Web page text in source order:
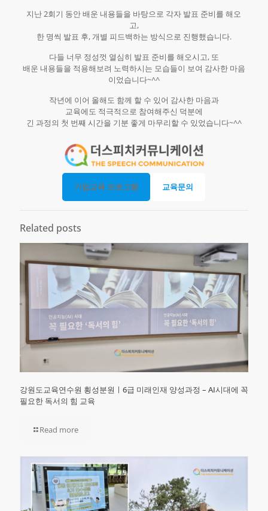
지난 2회기 동안 배운 내용들을 바탕으로 각자 발표 준비를 해오
고,
한 명씩 발표 후, 개별 피드백하는 방식으로 진행했습니다.
다들 너무 정성껏 열심히 발표 준비를 해오시고, 또
배운 내용들을 적용해보려 노력하시는 모습들이 보여 감사한 마음
이었습니다~^^
작년에 이어 올해도 함께 할 수 있어 감사한 마음과
교육에도 적극적으로 참여해주신 덕분에
긴 과정의 첫 번째 시간을 기분 좋게 마무리할 수 있었습니다~^^
기업교육 프로그램 교육문의
Related posts
강원도교육연수원 횡성분원ㅣ6급 미래인재 양성과정 – AI시대에 꼭
필요한 독서의 힘 교육
Read more